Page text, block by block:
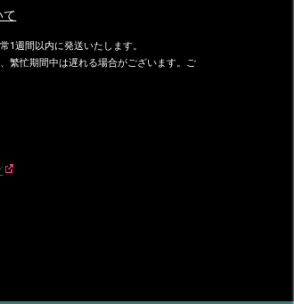
て
1週間以内に発送いたします。
繁忙期間中は遅れる場合がございます。ご